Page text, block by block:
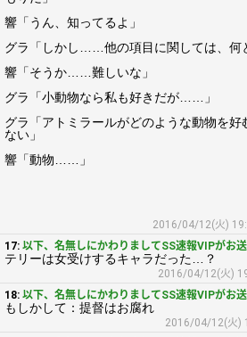
響「うん、知ってるよ」
グラ「しかし……他の項目に関しては、何
響「そうか……難しいな」
グラ「小動物なら私も好きだが……」
グラ「アトミラールがどのような動物を好
ない」
響「動物……」
2016/04/12(火)
17: 以下、名無しにかわりましてSS速報VIPがお
テリーは女受けするキャラだった…？
2016/04/12(火)
18: 以下、名無しにかわりましてSS速報VIPがお
もしかして：提督はお腐れ
2016/04/12(火)